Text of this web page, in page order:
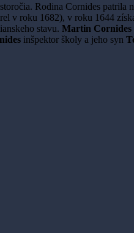
Rodina Cornides patrila
v roku 1682), v roku 1644
stavu. Martin Cornides
inšpektor školy a jeho syn